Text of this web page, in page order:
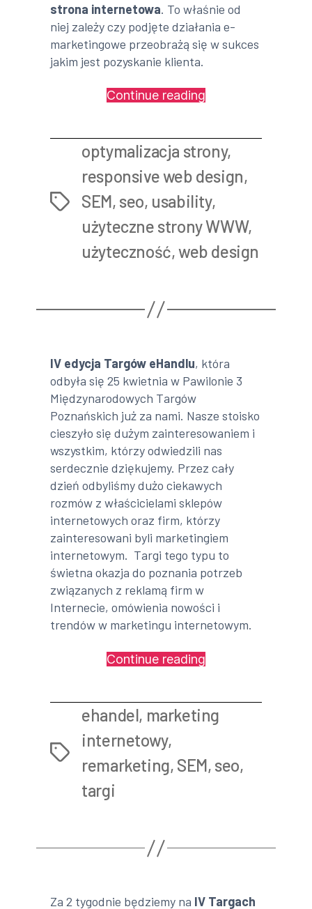
strona internetowa. To właśnie od
niej zależy czy podjęte działania e-
marketingowe przeobrażą się w sukces
jakim jest pozyskanie klienta.
Continue reading
i
użyteczną
stronę
internetową?”
Tags
optymalizacja strony,
responsive web design,
SEM, seo, usability,
użyteczne strony WWW,
użyteczność,web design
IV edycja Targów eHandlu, która
odbyła się 25 kwietnia w Pawilonie 3
Międzynarodowych Targów
Poznańskich już za nami. Nasze stoisko
cieszyło się dużym zainteresowaniem i
wszystkim, którzy odwiedzili nas
serdecznie dziękujemy. Przez cały
dzień odbyliśmy dużo ciekawych
rozmów z właścicielami sklepów
internetowych oraz firm, którzy
zainteresowani byli marketingiem
internetowym. Targi tego typu to
świetna okazja do poznania potrzeb
związanych z reklamą firm w
Internecie, omówienia nowości i
trendów w marketingu internetowym.
Continue reading
–
Tags
ehandel, marketing
internetowy,
remarketing, SEM, seo,
targi
Za 2 tygodnie będziemy na IV Targach